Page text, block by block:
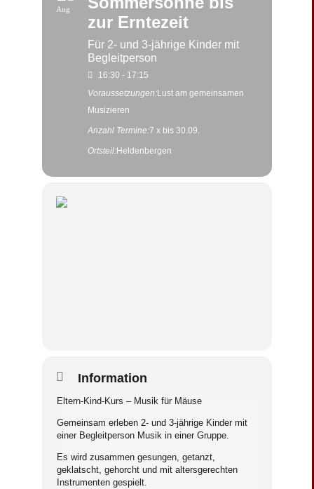
Aug
zur Erntezeit
Für 2- und 3-jährige Kinder mit
Begleitperson
16:30 - 17:15
Voraussetzungen:Lust am gemeinsamen
Musizieren
Anzahl Termine:7 x bis 30.09.
Ortsteil:Heldenbergen
Information
Eltern-Kind-Kurs – Musik für Mäuse
Gemeinsam erleben 2- und 3-jährige Kinder mit
einer Begleitperson Musik in einer Gruppe.
Es wird zusammen gesungen, getanzt,
geklatscht, gehorcht und mit altersgerechten
Instrumenten gespielt.